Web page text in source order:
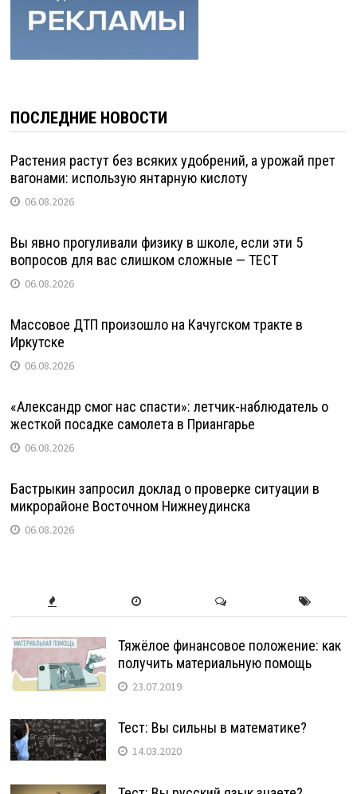
ПОСЛЕДНИЕ НОВОСТИ
Растения растут без всяких удобрений, а урожай прет
вагонами: использую янтарную кислоту
06.08.2026
Вы явно прогуливали физику в школе, если эти 5
вопросов для вас слишком сложные — ТЕСТ
06.08.2026
Массовое ДТП произошло на Качугском тракте в
Иркутске
06.08.2026
«Александр смог нас спасти»: летчик-наблюдатель о
жесткой посадке самолета в Приангарье
06.08.2026
Бастрыкин запросил доклад о проверке ситуации в
микрорайоне Восточном Нижнеудинска
06.08.2026
Тяжёлое финансовое положение: как
получить материальную помощь
23.07.2019
Тест: Вы сильны в математике?
14.03.2020